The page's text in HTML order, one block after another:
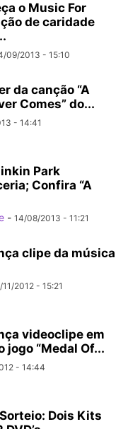
o Music For
de caridade
09/2013 - 15:10
da canção “A
Comes” do...
- 14:41
Park
Confira “A
- 14/08/2013 - 11:21
clipe da música
11/2012 - 15:21
videoclipe em
jogo “Medal Of...
- 14:44
Sorteio: Dois Kits